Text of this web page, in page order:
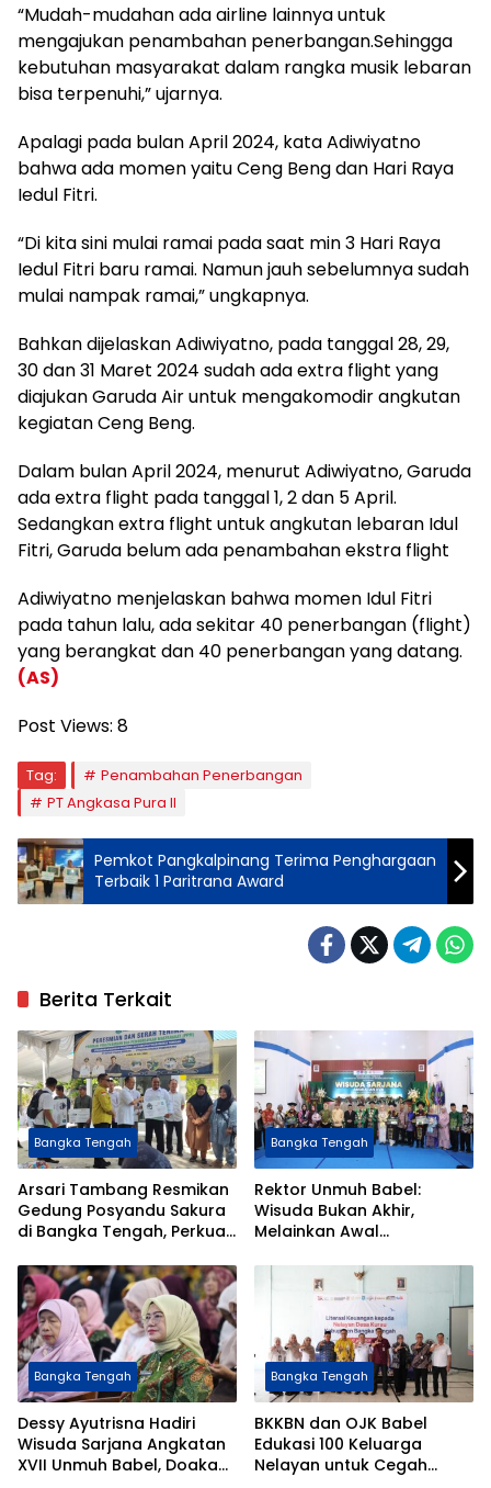
“Mudah-mudahan ada airline lainnya untuk
mengajukan penambahan penerbangan.Sehingga
kebutuhan masyarakat dalam rangka musik lebaran
bisa terpenuhi,” ujarnya.
Apalagi pada bulan April 2024, kata Adiwiyatno
bahwa ada momen yaitu Ceng Beng dan Hari Raya
Iedul Fitri.
“Di kita sini mulai ramai pada saat min 3 Hari Raya
Iedul Fitri baru ramai. Namun jauh sebelumnya sudah
mulai nampak ramai,” ungkapnya.
Bahkan dijelaskan Adiwiyatno, pada tanggal 28, 29,
30 dan 31 Maret 2024 sudah ada extra flight yang
diajukan Garuda Air untuk mengakomodir angkutan
kegiatan Ceng Beng.
Dalam bulan April 2024, menurut Adiwiyatno, Garuda
ada extra flight pada tanggal 1, 2 dan 5 April.
Sedangkan extra flight untuk angkutan lebaran Idul
Fitri, Garuda belum ada penambahan ekstra flight
Adiwiyatno menjelaskan bahwa momen Idul Fitri
pada tahun lalu, ada sekitar 40 penerbangan (flight)
yang berangkat dan 40 penerbangan yang datang.
(AS)
Post Views: 8
Tag:
Penambahan Penerbangan
PT Angkasa Pura II
Pemkot Pangkalpinang Terima Penghargaan
Terbaik 1 Paritrana Award
Berita Terkait
Bangka Tengah
Arsari Tambang Resmikan
Gedung Posyandu Sakura
di Bangka Tengah, Perkuat
Masyarakat
Bangka Tengah
Rektor Unmuh Babel:
Wisuda Bukan Akhir,
Melainkan Awal
Masyarakat
Bangka Tengah
Dessy Ayutrisna Hadiri
Wisuda Sarjana Angkatan
XVII Unmuh Babel, Doakan
Bangka Tengah
BKKBN dan OJK Babel
Edukasi 100 Keluarga
Nelayan untuk Cegah